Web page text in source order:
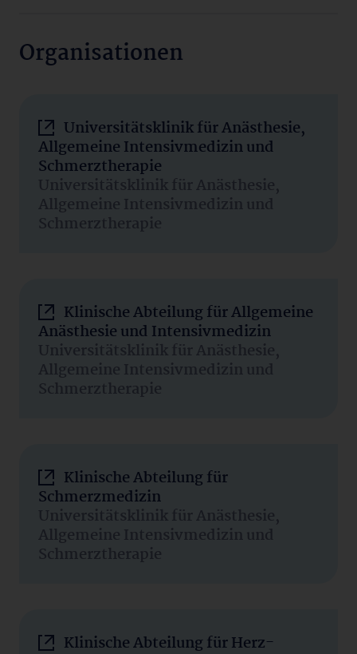
Organisationen
Universitätsklinik für Anästhesie,
Allgemeine Intensivmedizin und
Schmerztherapie
Universitätsklinik für Anästhesie,
Allgemeine Intensivmedizin und
Schmerztherapie
Klinische Abteilung für Allgemeine
Anästhesie und Intensivmedizin
Universitätsklinik für Anästhesie,
Allgemeine Intensivmedizin und
Schmerztherapie
Klinische Abteilung für
Schmerzmedizin
Universitätsklinik für Anästhesie,
Allgemeine Intensivmedizin und
Schmerztherapie
Klinische Abteilung für Herz-